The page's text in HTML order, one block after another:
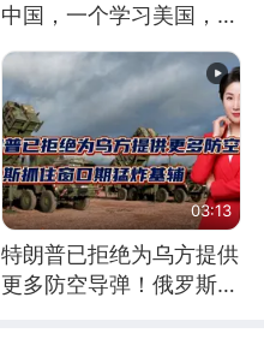
中国，一个学习美国，结
03:13
特朗普已拒绝为乌方提供
更多防空导弹！俄罗斯抓